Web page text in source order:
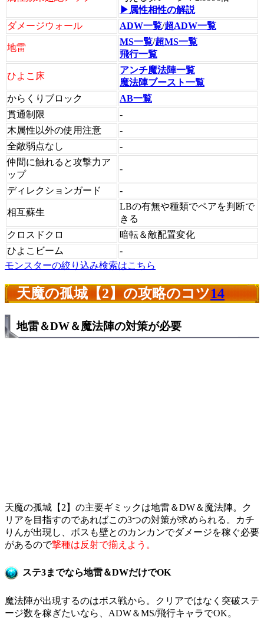
▶属性相性の解説
ダメージウォール
ADW一覧/超ADW一覧
地雷
MS一覧/超MS一覧
飛行一覧
ひよこ床
アンチ魔法陣一覧
魔法陣ブースト一覧
からくりブロック
AB一覧
貫通制限
-
木属性以外の使用注意
-
全敵弱点なし
-
仲間に触れると攻撃力ア
ップ
-
ディレクションガード -
相互蘇生
LBの有無や種類でペアを判断で
きる
クロスドクロ
暗転＆敵配置変化
ひよこビーム
-
モンスターの絞り込み検索はこちら
天魔の孤城【2】の攻略のコツ14
地雷＆DW＆魔法陣の対策が必要
天魔の孤城【2】の主要ギミックは地雷＆DW＆魔法陣。ク
リアを目指すのであればこの3つの対策が求められる。カチ
りんが出現し、ボスも壁とのカンカンでダメージを稼ぐ必要
があるので撃種は反射で揃えよう。
ステ3までなら地雷＆DWだけでOK
魔法陣が出現するのはボス戦から。クリアではなく突破ステ
ージ数を稼ぎたいなら、ADW＆MS/飛行キャラでOK。